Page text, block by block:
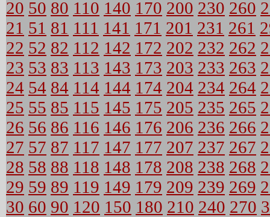
20 50 80 110 140 170 200 230 260
21 51 81 111 141 171 201 231 261
22 52 82 112 142 172 202 232 262
23 53 83 113 143 173 203 233 263
24 54 84 114 144 174 204 234 264
25 55 85 115 145 175 205 235 265
26 56 86 116 146 176 206 236 266
27 57 87 117 147 177 207 237 267
28 58 88 118 148 178 208 238 268
29 59 89 119 149 179 209 239 269
30 60 90 120 150 180 210 240 270